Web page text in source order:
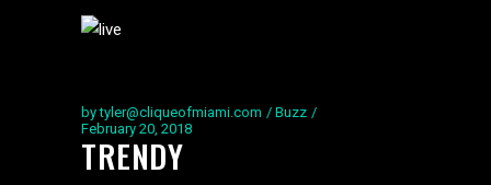
bytyler@cliqueofmiami.com
Buzz
February 20, 2018
TRENDY